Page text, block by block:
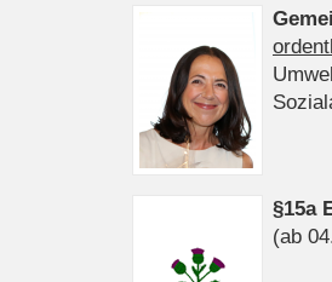
§15a
(ab